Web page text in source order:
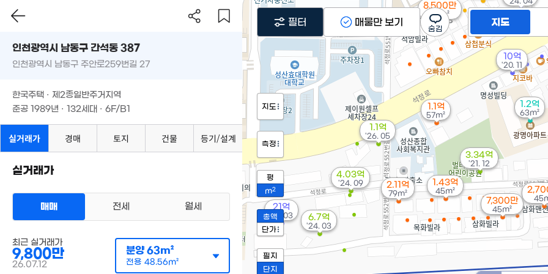
8,500만
40m²
7,300만
45m²
1.1억
'26. 05
1.2억
63m²
1.43억
45m²
4.03억
'24. 09
6.7억
'24. 03
1.1억
57m²
3.34억
'21. 12
10억
'20. 11
2.11억
79m²
21억
'13. 03
지도
지도
측정
평
m2
총액
단가
필지
단지
필터 매물만 보기
인천광역시 남동구 간석동 387
인천광역시 남동구 주안로259번길 27
한국주택 · 제2종일반주거지역
준공 1989년 · 132세대 · 6F/B1
실거래가 경매 토지 건물 등기/설계
실거래가
매매 전세 월세
최근 실거래가
9,800만
26.07.12
분양63m²
전용 48.56m²